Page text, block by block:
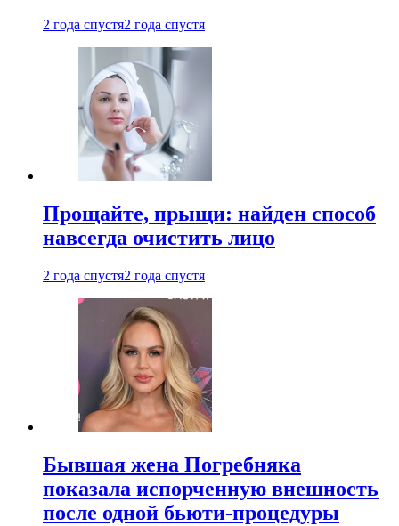
2 года спустя2 года спустя
Прощайте, прыщи: найден способ
навсегда очистить лицо
2 года спустя2 года спустя
Бывшая жена Погребняка
показала испорченную внешность
после одной бьюти-процедуры